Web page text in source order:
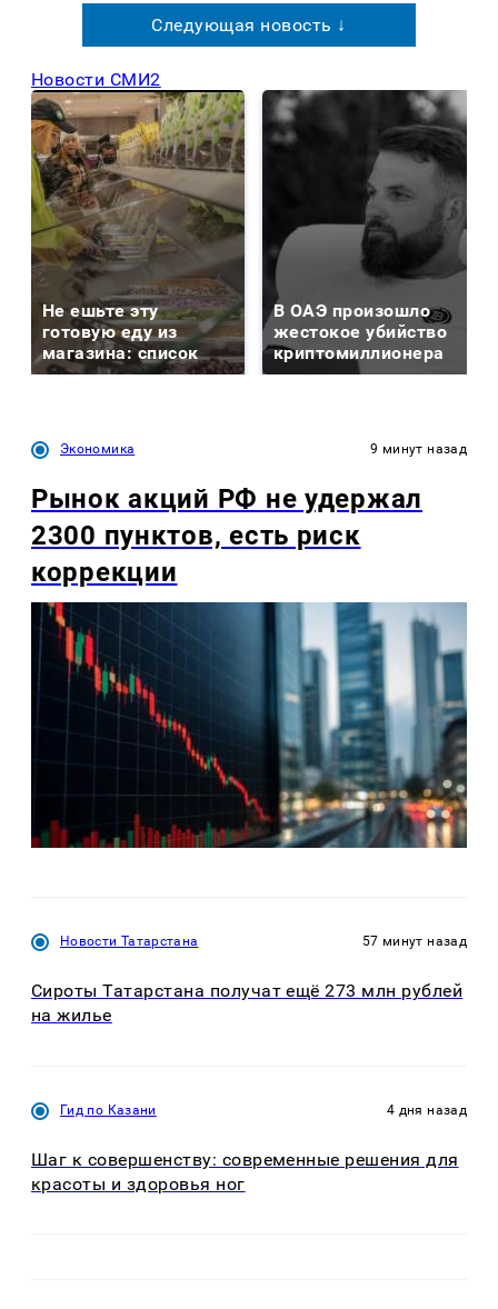
Следующая новость ↓
Новости СМИ2
Не ешьте эту
готовую еду из
магазина: список
В ОАЭ произошло
жестокое убийство
криптомиллионера
Экономика 9 минут назад
Рынок акций РФ не удержал
2300 пунктов, есть риск
коррекции
Новости Татарстана 57 минут назад
Сироты Татарстана получат ещё 273 млн рублей
на жилье
Гид по Казани 4 дня назад
Шаг к совершенству: современные решения для
красоты и здоровья ног